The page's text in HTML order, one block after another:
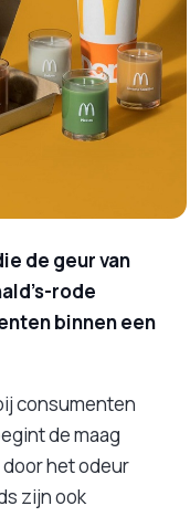
de geur van
rode
binnen een
consumenten
de maag
het odeur
zijn ook